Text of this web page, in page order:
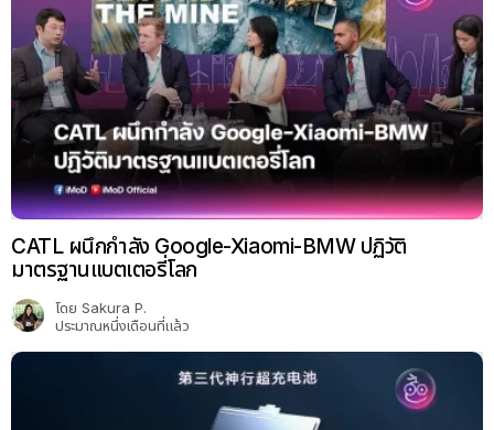
CATL ผนึกกำลัง Google-Xiaomi-BMW ปฏิวัติ
มาตรฐานแบตเตอรี่โลก
โดย Sakura P.
ประมาณหนึ่งเดือนที่แล้ว